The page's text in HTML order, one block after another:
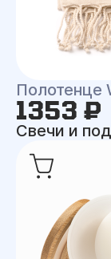
Полотенце
1353 ₽
Свечи и